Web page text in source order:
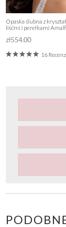
Opaska ślubna z
liśćmi i perełkami Amalfi
zł554.00
16